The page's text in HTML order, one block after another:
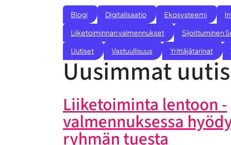
Blogi Digitalisaatio Ekosysteemi
Liiketoiminnan valmennukset Sijoittuminen
Uutiset Vastuullisuus Yrittäjätarinat
Uusimmat
Liiketoiminta lentoon -
valmennuksessa
ryhmän tuesta